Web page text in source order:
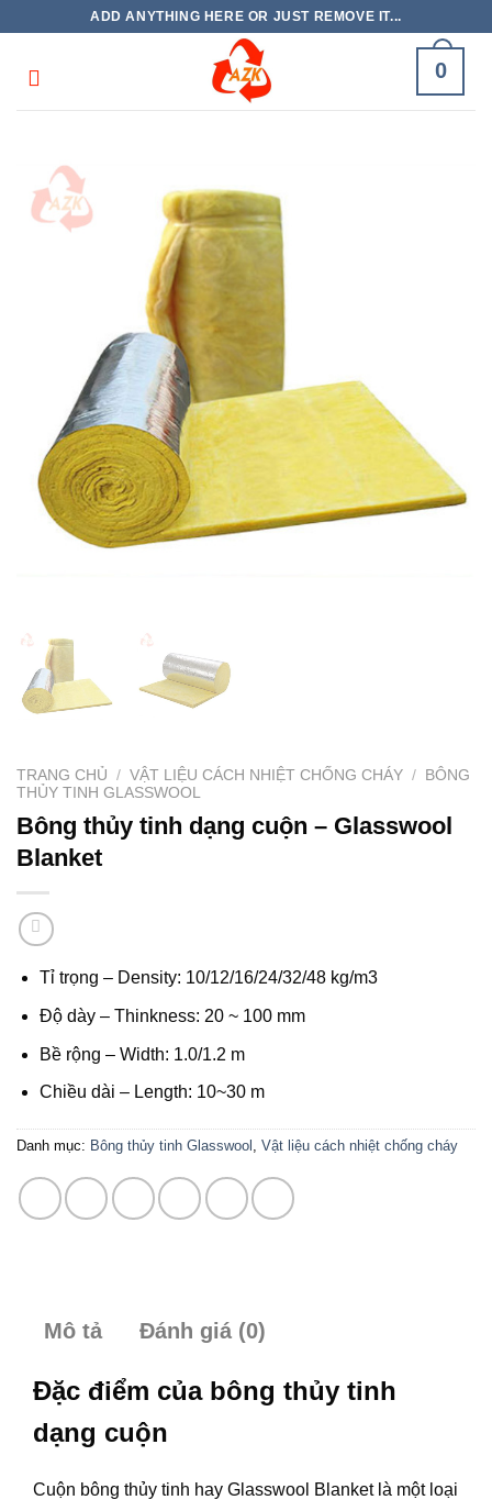
content
ADD ANYTHING HERE OR JUST REMOVE IT...
0
TRANG CHỦ / VẬT LIỆU CÁCH NHIỆT CHỐNG CHÁY /
BÔNG
THỦY TINH GLASSWOOL
Bông thủy tinh dạng cuộn – Glasswool
Blanket
Tỉ trọng – Density: 10/12/16/24/32/48 kg/m3
Độ dày – Thinkness: 20 ~ 100 mm
Bề rộng – Width: 1.0/1.2 m
Chiều dài – Length: 10~30 m
Danh mục: Bông thủy tinh Glasswool Vật liệu cách nhiệt chống cháy
Mô tả Đánh giá (0)
Đặc điểm của bông thủy tinh
dạng cuộn
Cuộn bông thủy tinh hay Glasswool Blanket là một loại